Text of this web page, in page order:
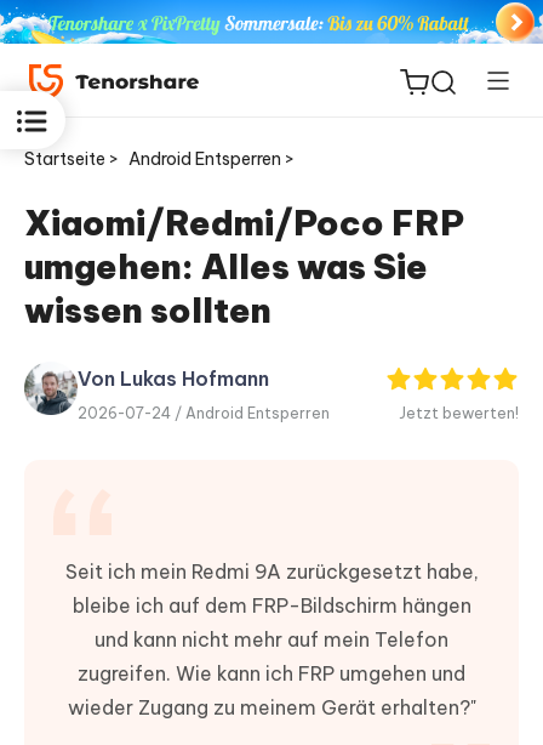
ReiBoot
for iOS
PDF
Editor
Neu
Startseite > Android Entsperren >
Xiaomi/Redmi/Poco FRP
umgehen: Alles was Sie
wissen sollten
Von Lukas Hofmann
2026-07-24 / Android Entsperren Jetzt bewerten!
Seit ich mein Redmi 9A zurückgesetzt habe,
bleibe ich auf dem FRP-Bildschirm hängen
und kann nicht mehr auf mein Telefon
zugreifen. Wie kann ich FRP umgehen und
wieder Zugang zu meinem Gerät erhalten?"